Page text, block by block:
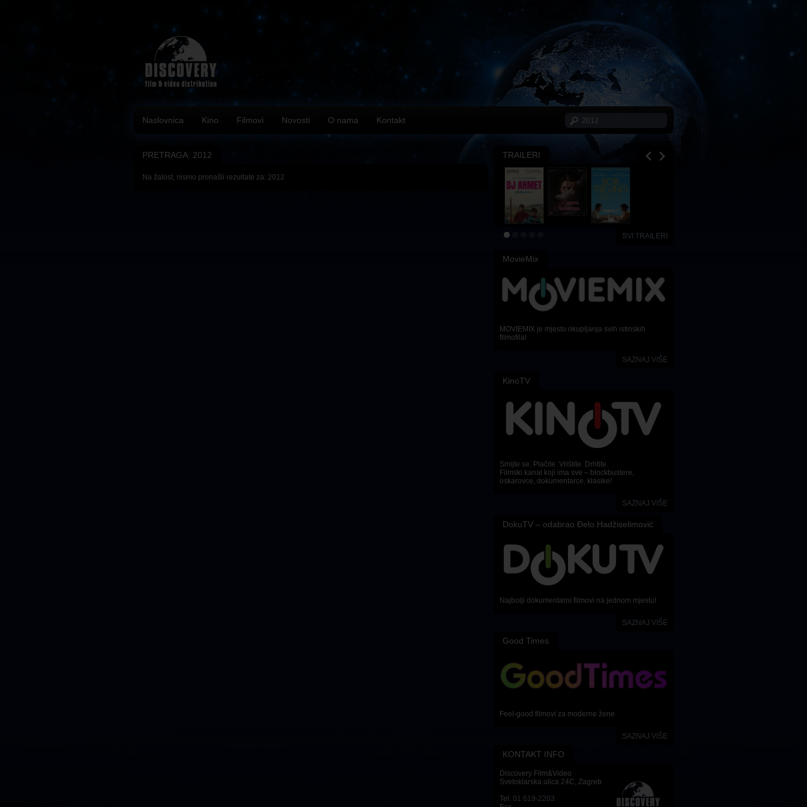
Naslovnica Kino Filmovi Novosti O nama Kontakt
PRETRAGA: 2012
Na žalost, nismo pronašli rezultate za: 2012
TRAILERI
SVI TRAILERI
MovieMix
MOVIEMIX je mjesto okupljanja svih istinskih
filmofila!
SAZNAJ VIŠE
KinoTV
Smijte se. Plačite. Vrištite. Drhtite.
Filmski kanal koji ima sve – blockbustere,
oskarovce, dokumentarce, klasike!
SAZNAJ VIŠE
DokuTV – odabrao Đelo Hadžiselimović
Najbolji dokumentarni filmovi na jednom mjestu!
SAZNAJ VIŠE
Good Times
Feel-good filmovi za moderne žene
SAZNAJ VIŠE
KONTAKT INFO
Discovery Film&Video
Svetoklarska ulica 24C, Zagreb
Tel. 01 619-2203